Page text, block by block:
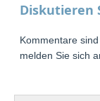
Diskutieren
Kommentare
melden Sie sich